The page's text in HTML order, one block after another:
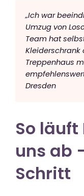
„Ich war
Umzug von
Team hat
Kleiderschrank
Treppenhaus
Dresden
So
uns ab
Schritt